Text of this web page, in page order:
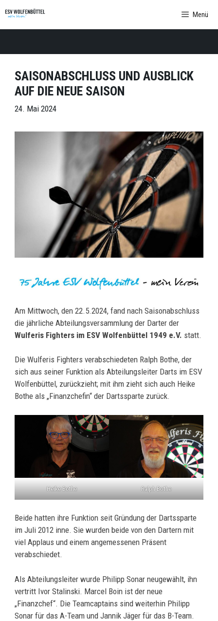
Inhalt
springen
Menü
SAISONABSCHLUSS UND AUSBLICK
AUF DIE NEUE SAISON
24. Mai 2024
Am Mittwoch, den 22.5.2024, fand nach Saisonabschluss
die jährliche Abteilungsversammlung der Darter der
Wulferis Fighters im ESV Wolfenbüttel 1949 e.V. statt.
Die Wulferis Fighters verabschiedeten Ralph Bothe, der
sich aus seiner Funktion als Abteilungsleiter Darts im ESV
Wolfenbüttel, zurückzieht; mit ihm zieht sich auch Heike
Bothe als „Finanzchefin“ der Dartssparte zurück.
Heike Bothe Ralph Bothe
Beide hatten ihre Funktion seit Gründung der Dartssparte
im Juli 2012 inne. Sie wurden beide von den Dartern mit
viel Applaus und einem angemessenen Präsent
verabschiedet.
Als Abteilungsleiter wurde Philipp Sonar neugewählt, ihn
vertritt Ivor Stalinski. Marcel Boin ist der neue
„Finanzchef“. Die Teamcaptains sind weiterhin Philipp
Sonar für das A-Team und Jannik Jäger für das B-Team.